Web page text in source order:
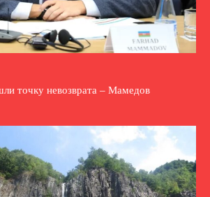
точку невозврата – Мамедов